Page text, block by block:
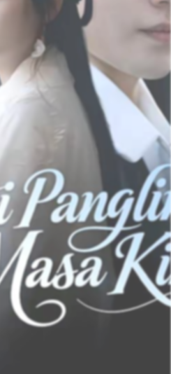
Sejarah
dari dunia modern, secara
alam semesta paralel. Ia
Spirit Record, mengira Chu
Raja Zhou. Untuk kembali ke
kesepakatan dengan Su Daji
Spirit Record untuk memanggil
pura menjadi kaisar Dinasti Chu
yang sudah rapuh menuju
sengaja memanggil Konfusius,
untuk bertempur, namun
tiga pertandingan berturut-turut.
perang mengorbankan
Saint of the Wokou sebagai
pejuang Lü Bu untuk
julukan sebagai
sehingga Jin Wang yang berencana